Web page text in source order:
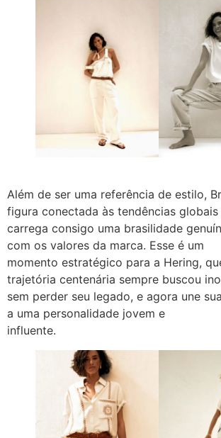
Além de ser uma referência de estilo,
figura conectada às tendências globais
carrega consigo uma brasilidade
com os valores da marca. Esse é um
momento estratégico para a Hering,
trajetória centenária sempre buscou
sem perder seu legado, e agora une
a uma personalidade jovem e
influente.